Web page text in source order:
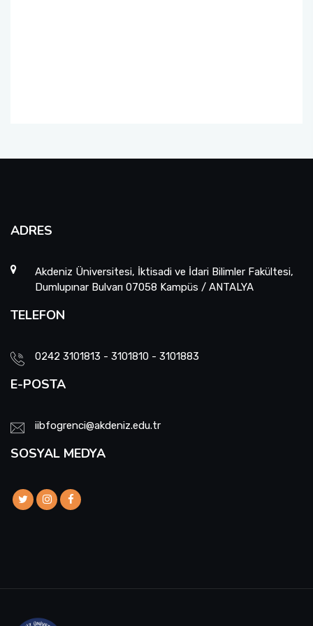
ADRES
Akdeniz Üniversitesi, İktisadi ve İdari Bilimler Fakültesi,
Dumlupınar Bulvarı 07058 Kampüs / ANTALYA
TELEFON
0242 3101813 - 3101810 - 3101883
E-POSTA
iibfogrenci@akdeniz.edu.tr
SOSYAL MEDYA